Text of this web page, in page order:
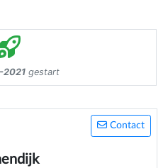
2021gestart
Contact